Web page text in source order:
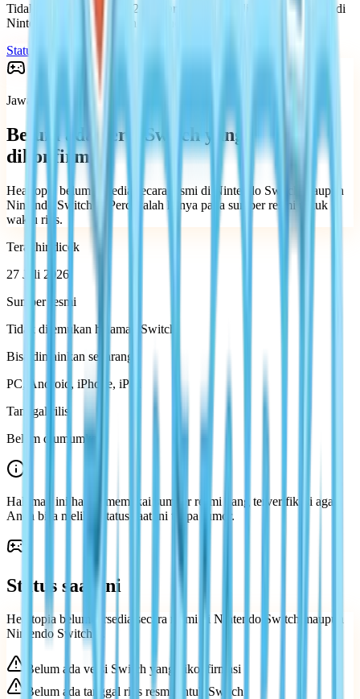
Tidak. Hingga 27 Juli 2026, Heartopia belum dirilis secara resmi di
Nintendo Switch maupun Nintendo Switch 2.
Status saat ini
Platform yang didukung
Jawaban saat ini
Belum ada versi Switch yang
dikonfirmasi
Heartopia belum tersedia secara resmi di Nintendo Switch maupun
Nintendo Switch 2.
Percayalah hanya pada sumber resmi untuk
waktu rilis.
Terakhir dicek
27 Juli 2026
Sumber resmi
Tidak ditemukan halaman Switch
Bisa dimainkan sekarang
PC, Android, iPhone, iPad
Tanggal rilis
Belum diumumkan
Halaman ini hanya memakai sumber resmi yang terverifikasi agar
Anda bisa melihat status saat ini tanpa rumor.
Status saat ini
Heartopia belum tersedia secara resmi di Nintendo Switch maupun
Nintendo Switch 2.
Belum ada versi Switch yang dikonfirmasi
Belum ada tanggal rilis resmi untuk Switch